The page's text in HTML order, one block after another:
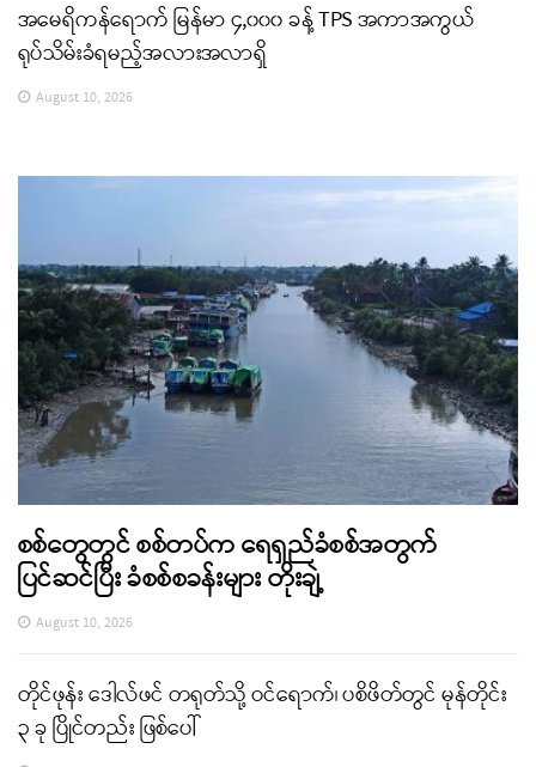
အမေရိကန်ရောက် မြန်မာ ၄,၀၀၀ ခန့် TPS အကာအကွယ်
ရုပ်သိမ်းခံရမည့်အလားအလာရှိ
August 10, 2026
စစ်တွေတွင် စစ်တပ်က ရေရှည်ခံစစ်အတွက်
ပြင်ဆင်ပြီး ခံစစ်စခန်းများ တိုးချဲ့
August 10, 2026
တိုင်ဖုန်း ဒေါလ်ဖင် တရုတ်သို့ ဝင်ရောက်၊ ပစိဖိတ်တွင် မုန်တိုင်း
၃ ခု ပြိုင်တည်း ဖြစ်ပေါ်